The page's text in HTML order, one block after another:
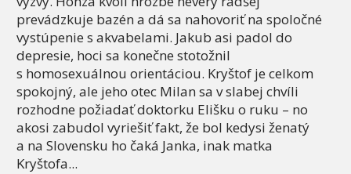
prevádzkuje bazén a dá sa nahovoriť na spoločné
vystúpenie s akvabelami. Jakub asi padol do
depresie, hoci sa konečne stotožnil
s homosexuálnou orientáciou. Kryštof je celkom
spokojný, ale jeho otec Milan sa v slabej chvíli
rozhodne požiadať doktorku Elišku o ruku – no
akosi zabudol vyriešiť fakt, že bol kedysi ženatý
a na Slovensku ho čaká Janka, inak matka
Kryštofa...